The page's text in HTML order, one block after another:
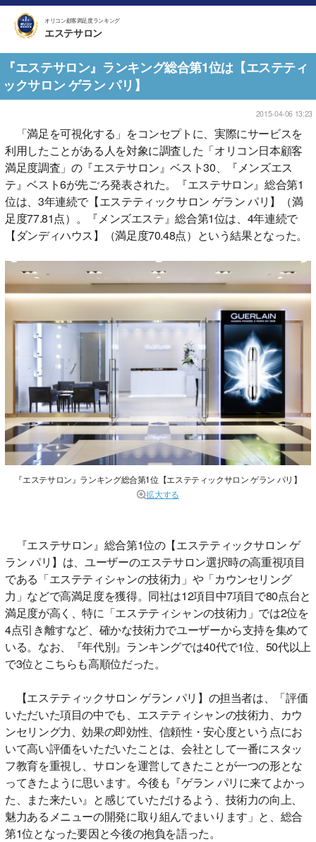
オリコン顧客満足度ランキング
エステサロン
『エステサロン』ランキング総合第1位は【エステティ
ックサロン ゲラン パリ】
2015-04-06 13:23
「満足を可視化する」をコンセプトに、実際にサービスを
利用したことがある人を対象に調査した「オリコン日本顧客
満足度調査」の『エステサロン』ベスト30、『メンズエス
テ』ベスト6が先ごろ発表された。『エステサロン』総合第1
位は、3年連続で【エステティックサロン ゲラン パリ】（満
足度77.81点）。『メンズエステ』総合第1位は、4年連続で
【ダンディハウス】（満足度70.48点）という結果となった。
『エステサロン』ランキング総合第1位【エステティックサロン ゲラン パリ】
拡大する
『エステサロン』総合第1位の【エステティックサロン ゲ
ラン パリ】は、ユーザーのエステサロン選択時の高重視項目
である「エステティシャンの技術力」や「カウンセリング
力」などで高満足度を獲得。同社は12項目中7項目で80点台と
満足度が高く、特に「エステティシャンの技術力」では2位を
4点引き離すなど、確かな技術力でユーザーから支持を集めて
いる。なお、『年代別』ランキングでは40代で1位、50代以上
で3位とこちらも高順位だった。
【エステティックサロン ゲラン パリ】の担当者は、「評価
いただいた項目の中でも、エステティシャンの技術力、カウ
ンセリング力、効果の即効性、信頼性・安心度という点にお
いて高い評価をいただいたことは、会社として一番にスタッ
フ教育を重視し、サロンを運営してきたことが一つの形とな
ってきたように思います。今後も『ゲラン パリに来てよかっ
た、また来たい』と感じていただけるよう、技術力の向上、
魅力あるメニューの開発に取り組んでまいります」と、総合
第1位となった要因と今後の抱負を語った。